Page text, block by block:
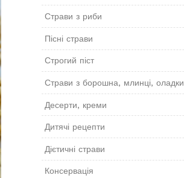
Страви з риби
Пісні страви
Строгий піст
Страви з борошна, млинці, оладки
Десерти, креми
Дитячі рецепти
Дієтичні страви
Консервація